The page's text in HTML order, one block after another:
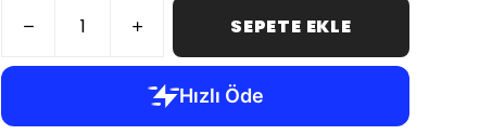
SEPETE EKLE